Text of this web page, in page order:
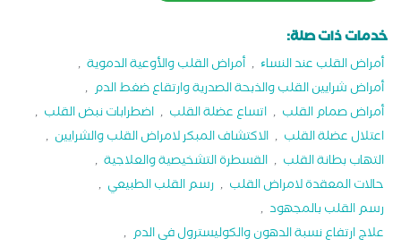
خدمات ذات صلة:
أمراض القلب عند النساﺀ , أمراض القلب والأوعية الدموية ,
أمراض شرايين القلب والذبحة الصدرية وارتقاع ضغط الدم ,
أمراض صمام القلب , اتساع عضلة القلب , اضطرابات نبض القلب ,
اعتلال عضلة القلب , الاكتشاف المبكر لامراض القلب والشرايين ,
التهاب بطانة القلب , القسطرة التشخيصية والعلاجية ,
حالات المعقدة لامراض القلب , رسم القلب الطبيعي ,
رسم القلب بالمجهود ,
علاج ارتفاع نسبة الدهون والكوليسترول فى الدم ,